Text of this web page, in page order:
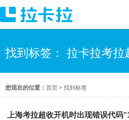
找到标签： 拉卡拉考拉
您现在的位置：首页 >找到标签
上海考拉超收开机时出现错误代码